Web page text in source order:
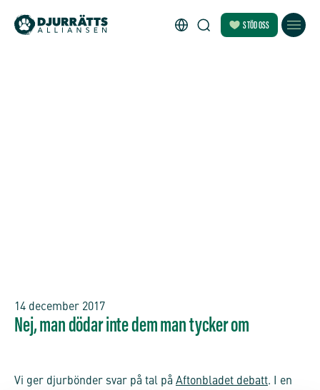
STÖD OSS
14 december 2017
Nej, man dödar inte dem man tycker om
Vi ger djurbönder svar på tal på Aftonbladet debatt. I en